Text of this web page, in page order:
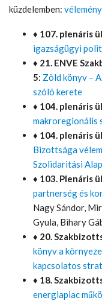
küzdelemben:
♦ 107. plenáris
igazságügyi
♦ 21. ENVE
5: Zöld könyv –
szóló kerete
♦ 104. plenáris
makroregionális
♦ 104. plenáris
Bizottsága
Szolidaritási
♦ 103. Plenáris
partnerség és
Nagy Sándor,
Gyula, Bihary
♦ 20.
könyv a
kapcsolatos
♦ 18.
energiapiac